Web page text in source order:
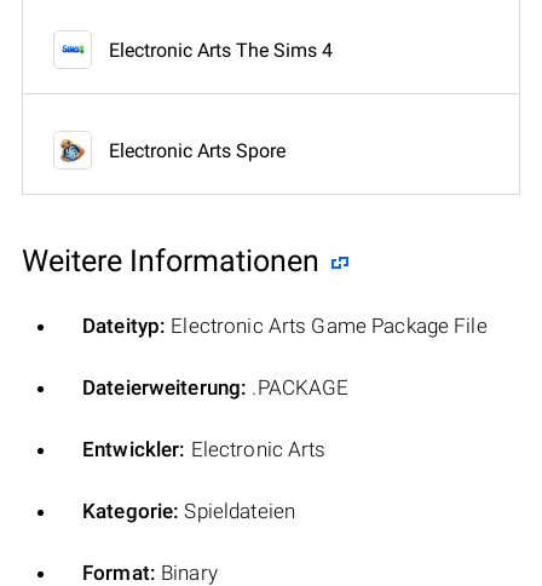
Electronic Arts The Sims 4
Electronic Arts Spore
Weitere Informationen
Dateityp: Electronic Arts Game Package File
Dateierweiterung: .PACKAGE
Entwickler: Electronic Arts
Kategorie: Spieldateien
Format: Binary